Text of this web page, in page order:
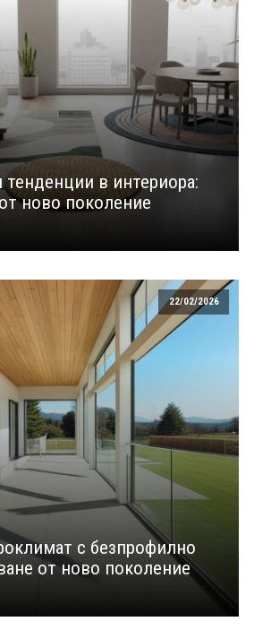
в интериора:
ново поколение
22/02/2026
с безпрофилно
от ново поколение